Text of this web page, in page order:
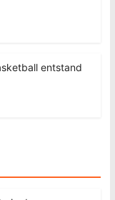
entstand